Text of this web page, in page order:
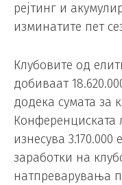
рејтинг и
изминатите пет
Клубовите од
добиваат
додека сумата за
Конференциската
изнесува
заработки на
натпреварувања